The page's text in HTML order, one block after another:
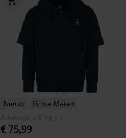
Nieuw
Grote Maten
Adviesprijs
€ 99,95
€ 75,99